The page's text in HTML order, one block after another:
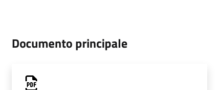
Documento principale